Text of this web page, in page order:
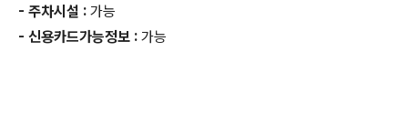
- 주차시설 : 가능
- 신용카드가능정보 : 가능